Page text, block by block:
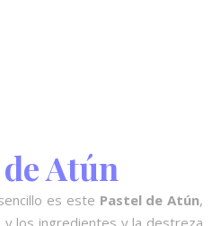
Atún
es este Pastel de Atún,
y los ingredientes y la destreza